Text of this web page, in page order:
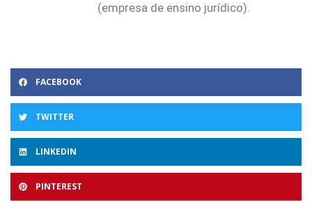
(empresa de ensino jurídico).
FACEBOOK
TWITTER
LINKEDIN
PINTEREST